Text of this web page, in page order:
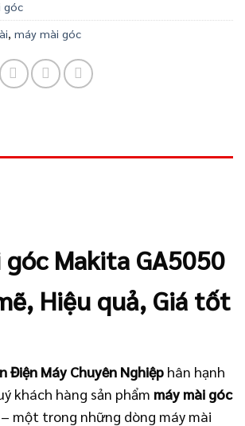
góc
, máy mài góc
góc Makita GA5050
Hiệu quả, Giá tốt
Điện Máy Chuyên Nghiệp hân hạnh
khách hàng sản phẩm máy mài góc
một trong những dòng máy mài